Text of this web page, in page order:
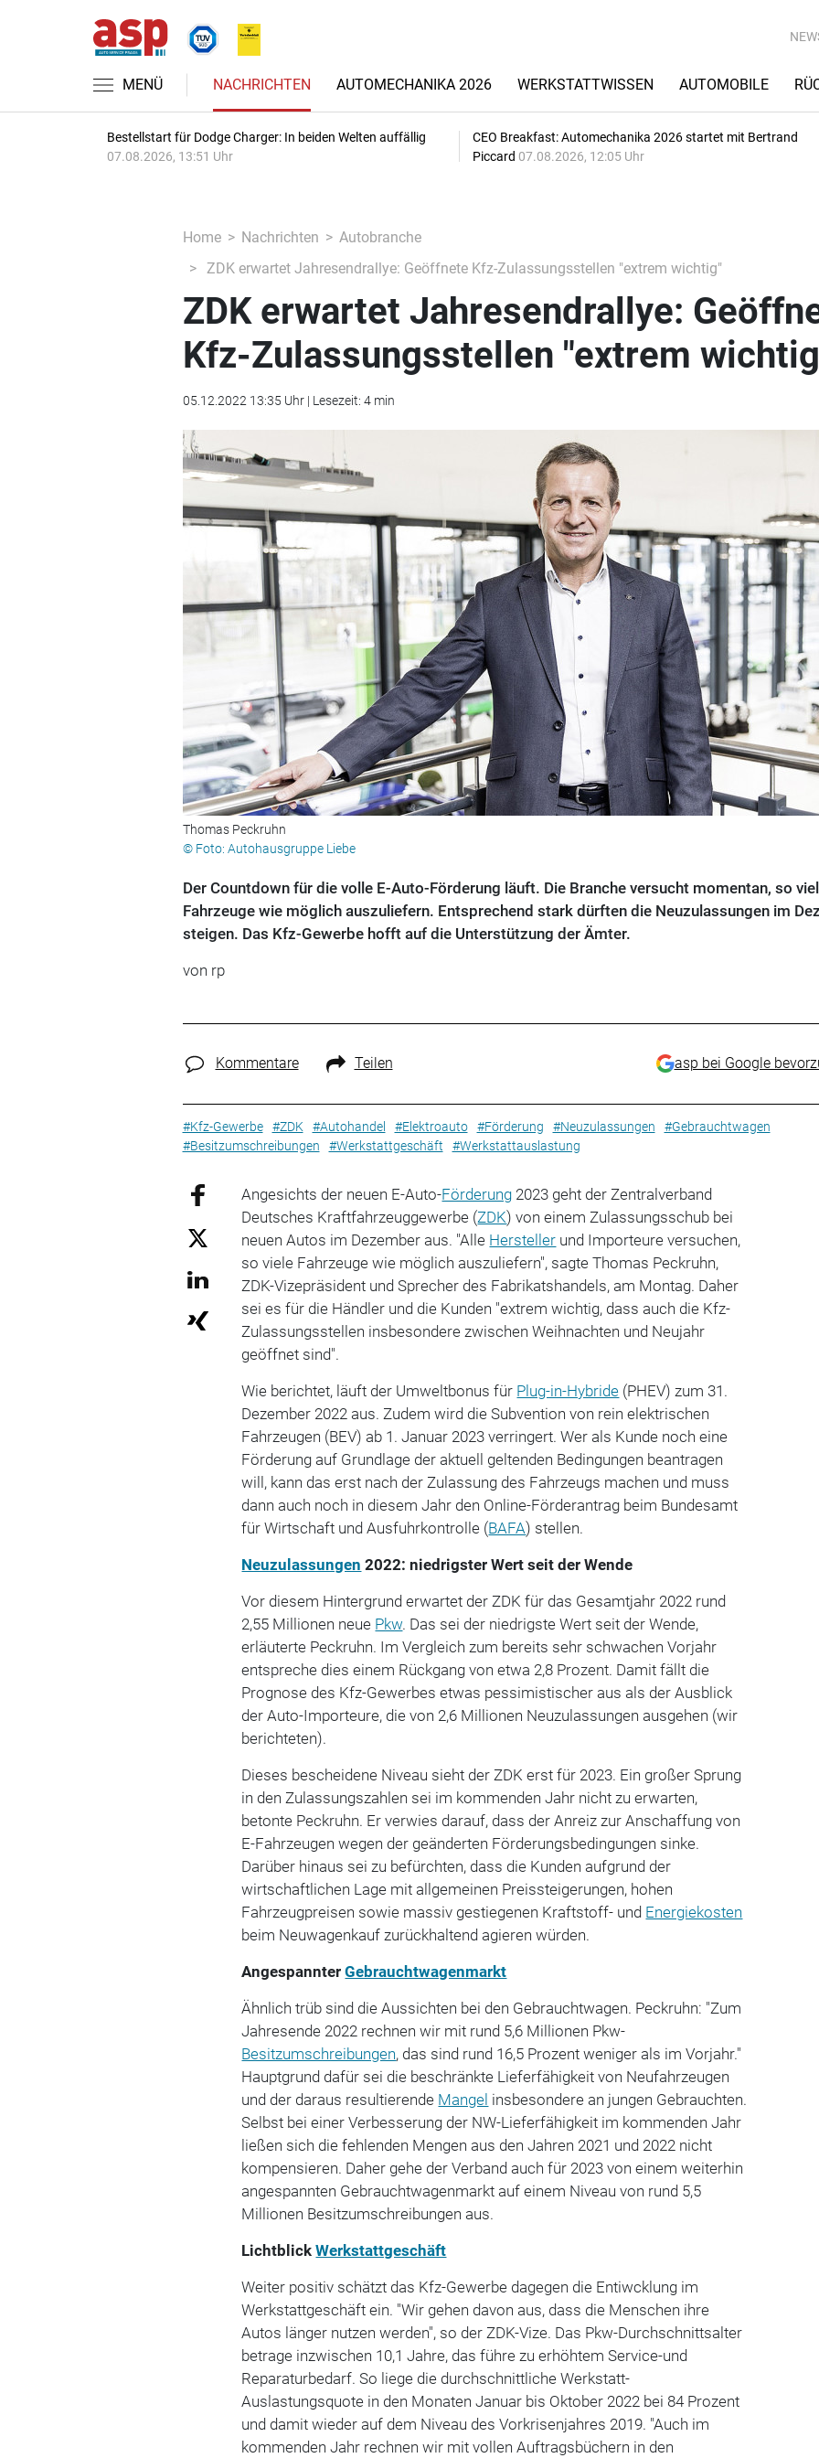
MENÜ NACHRICHTEN AUTOMECHANIKA 2026 WERKSTATTWISSEN AUTOMOBILE
Bestellstart für Dodge Charger: In beiden Welten auffällig
07.08.2026, 13:51 Uhr
CEO Breakfast: Automechanika 2026 startet mit Bertrand
Piccard 07.08.2026, 12:05 Uhr
Home Nachrichten
Autobranche
ZDK erwartet Jahresendrallye: Geöffnete Kfz-Zulassungsstellen "extrem wichtig"
ZDK erwartet Jahresendrallye:
Kfz-Zulassungsstellen "extrem
05.12.2022 13:35 Uhr | Lesezeit: 4 min
Thomas Peckruhn
© Foto: Autohausgruppe Liebe
Der Countdown für die volle E-Auto-Förderung läuft. Die Branche versucht momentan, so
Fahrzeuge wie möglich auszuliefern. Entsprechend stark dürften die Neuzulassungen im
steigen. Das Kfz-Gewerbe hofft auf die Unterstützung der Ämter.
von rp
Kommentare Teilen asp bei Google
#Kfz-Gewerbe #ZDK #Autohandel #Elektroauto #Förderung #Neuzulassungen
#Gebrauchtwagen
#Besitzumschreibungen
#Werkstattgeschäft #Werkstattauslastung
Angesichts der neuen E-Auto-Förderung 2023 geht der Zentralverband
Deutsches Kraftfahrzeuggewerbe (ZDK) von einem Zulassungsschub bei
neuen Autos im Dezember aus. "Alle Hersteller und Importeure versuchen,
so viele Fahrzeuge wie möglich auszuliefern", sagte Thomas Peckruhn,
ZDK-Vizepräsident und Sprecher des Fabrikatshandels, am Montag. Daher
sei es für die Händler und die Kunden "extrem wichtig, dass auch die Kfz-
Zulassungsstellen insbesondere zwischen Weihnachten und Neujahr
geöffnet sind".
Wie berichtet, läuft der Umweltbonus für Plug-in-Hybride (PHEV) zum 31.
Dezember 2022 aus. Zudem wird die Subvention von rein elektrischen
Fahrzeugen (BEV) ab 1. Januar 2023 verringert. Wer als Kunde noch eine
Förderung auf Grundlage der aktuell geltenden Bedingungen beantragen
will, kann das erst nach der Zulassung des Fahrzeugs machen und muss
dann auch noch in diesem Jahr den Online-Förderantrag beim Bundesamt
für Wirtschaft und Ausfuhrkontrolle (BAFA) stellen.
Neuzulassungen 2022: niedrigster Wert seit der Wende
Vor diesem Hintergrund erwartet der ZDK für das Gesamtjahr 2022 rund
2,55 Millionen neue Pkw. Das sei der niedrigste Wert seit der Wende,
erläuterte Peckruhn. Im Vergleich zum bereits sehr schwachen Vorjahr
entspreche dies einem Rückgang von etwa 2,8 Prozent. Damit fällt die
Prognose des Kfz-Gewerbes etwas pessimistischer aus als der Ausblick
der Auto-Importeure, die von 2,6 Millionen Neuzulassungen ausgehen (wir
berichteten).
Dieses bescheidene Niveau sieht der ZDK erst für 2023. Ein großer Sprung
in den Zulassungszahlen sei im kommenden Jahr nicht zu erwarten,
betonte Peckruhn. Er verwies darauf, dass der Anreiz zur Anschaffung von
E-Fahrzeugen wegen der geänderten Förderungsbedingungen sinke.
Darüber hinaus sei zu befürchten, dass die Kunden aufgrund der
wirtschaftlichen Lage mit allgemeinen Preissteigerungen, hohen
Fahrzeugpreisen sowie massiv gestiegenen Kraftstoff- und Energiekosten
beim Neuwagenkauf zurückhaltend agieren würden.
AngespannterGebrauchtwagenmarkt
Ähnlich trüb sind die Aussichten bei den Gebrauchtwagen. Peckruhn: "Zum
Jahresende 2022 rechnen wir mit rund 5,6 Millionen Pkw-
Besitzumschreibungen, das sind rund 16,5 Prozent weniger als im Vorjahr."
Hauptgrund dafür sei die beschränkte Lieferfähigkeit von Neufahrzeugen
und der daraus resultierende Mangel insbesondere an jungen Gebrauchten.
Selbst bei einer Verbesserung der NW-Lieferfähigkeit im kommenden Jahr
ließen sich die fehlenden Mengen aus den Jahren 2021 und 2022 nicht
kompensieren. Daher gehe der Verband auch für 2023 von einem weiterhin
angespannten Gebrauchtwagenmarkt auf einem Niveau von rund 5,5
Millionen Besitzumschreibungen aus.
LichtblickWerkstattgeschäft
Weiter positiv schätzt das Kfz-Gewerbe dagegen die Entiwcklung im
Werkstattgeschäft ein. "Wir gehen davon aus, dass die Menschen ihre
Autos länger nutzen werden", so der ZDK-Vize. Das Pkw-Durchschnittsalter
betrage inzwischen 10,1 Jahre, das führe zu erhöhtem Service-und
Reparaturbedarf. So liege die durchschnittliche Werkstatt-
Auslastungsquote in den Monaten Januar bis Oktober 2022 bei 84 Prozent
und damit wieder auf dem Niveau des Vorkrisenjahres 2019. "Auch im
kommenden Jahr rechnen wir mit vollen Auftragsbüchern in den